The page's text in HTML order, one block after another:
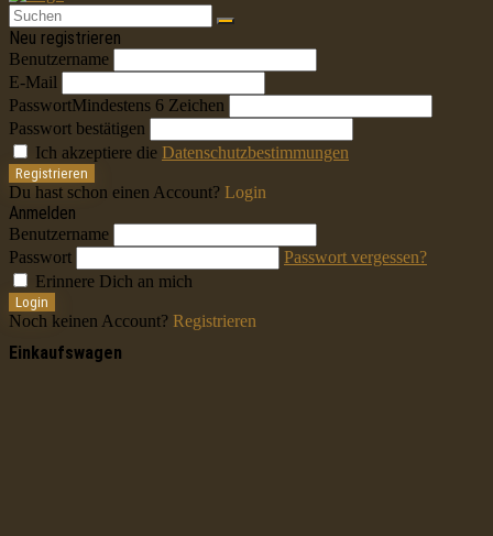
Neu registrieren
Benutzername
E-Mail
PasswortMindestens 6 Zeichen
Passwort bestätigen
Ich akzeptiere die Datenschutzbestimmungen
Registrieren
Du hast schon einen Account? Login
Anmelden
Benutzername
Passwort
Passwort vergessen?
Erinnere Dich an mich
Login
Noch keinen Account? Registrieren
Einkaufswagen